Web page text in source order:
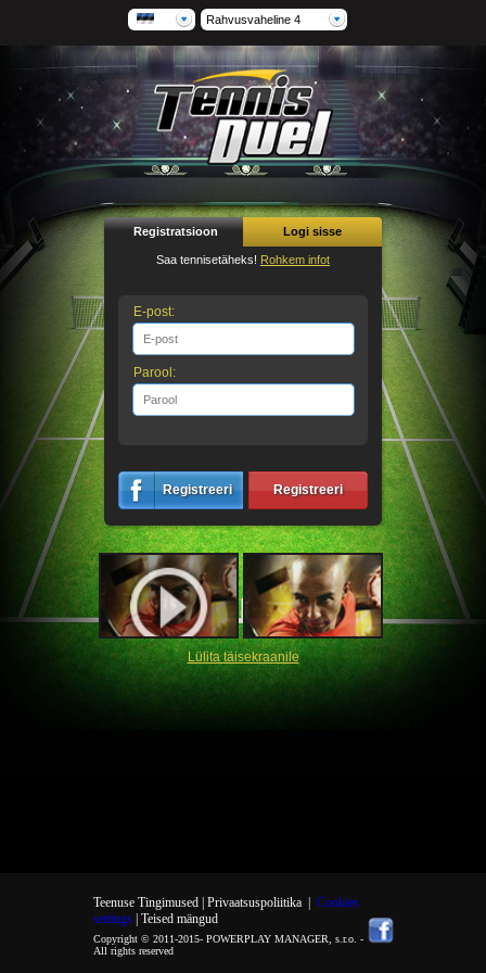
Rahvusvaheline 4
Registratsioon Logi sisse
Saa tennisetäheks! Rohkem infot
E-post:
Parool:
Registreeri Registreeri
Lülita täisekraanile
Teenuse Tingimused | Privaatsuspoliitika| Cookies
settings
| Teised mängud
Copyright © 2011-2015- POWERPLAY MANAGER, s.r.o. -
All rights reserved